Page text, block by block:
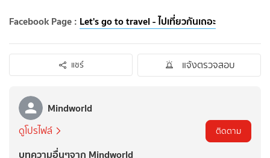
Facebook Page : Let's go to travel - ไปเที่ยวกันเถอะ
แชร์ แจ้งตรวจสอบ
Mindworld
ดูโปรไฟล์ ติดตาม
บทความอื่นๆจาก Mindworld